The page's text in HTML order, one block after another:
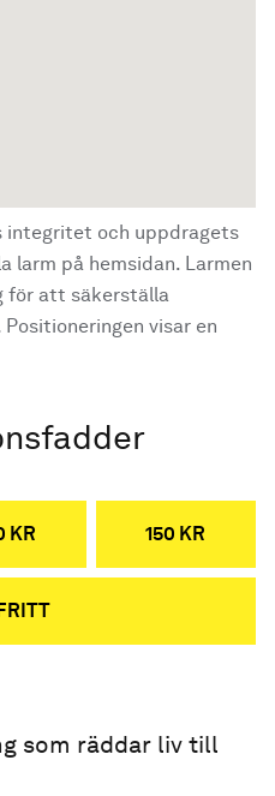
integritet och uppdragets
larm på hemsidan. Larmen
för att säkerställa
visar en
KR 150 KR
som räddar liv till